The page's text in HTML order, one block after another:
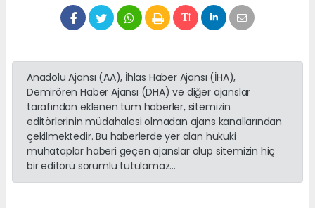
Anadolu Ajansı (AA), İhlas Haber Ajansı (İHA),
Demirören Haber Ajansı (DHA) ve diğer ajanslar
tarafından eklenen tüm haberler, sitemizin
editörlerinin müdahalesi olmadan ajans kanallarından
çekilmektedir. Bu haberlerde yer alan hukuki
muhataplar haberi geçen ajanslar olup sitemizin hiç
bir editörü sorumlu tutulamaz...